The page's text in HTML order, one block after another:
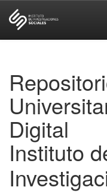
Digital
Instituto